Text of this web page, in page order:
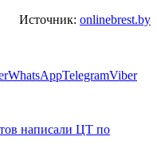
Источник: onlinebrest.by
WhatsAppTelegramViber
написали ЦТ по